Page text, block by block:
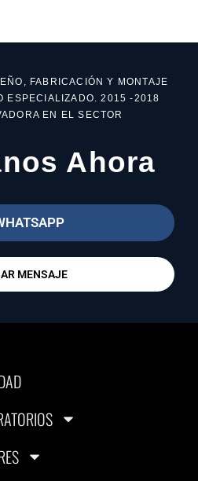
FABRICACIÓN Y MONTAJE
ESPECIALIZADO. 2015 -2018
EN EL SECTOR
Ahora
MENSAJE